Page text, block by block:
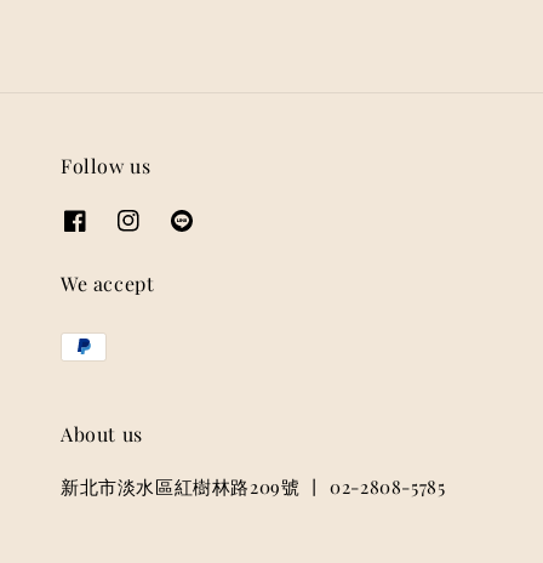
Follow us
We accept
About us
新北市淡水區紅樹林路209號 丨 02-2808-5785